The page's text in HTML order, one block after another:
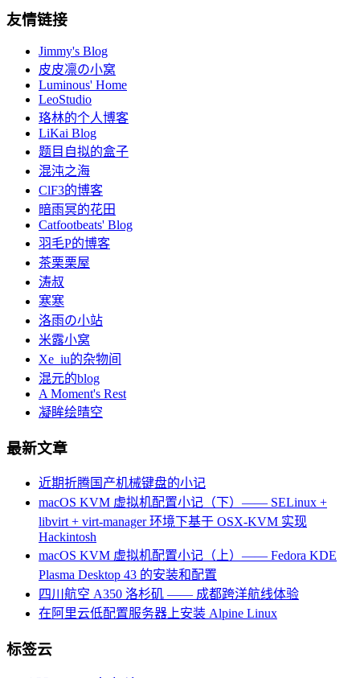
友情链接
Jimmy's Blog
皮皮凛の小窝
Luminous' Home
LeoStudio
珞林的个人博客
LiKai Blog
题目自拟的盒子
混沌之海
ClF3的博客
暗雨冥的花田
Catfootbeats' Blog
羽毛P的博客
茶栗栗屋
涛叔
寒寒
洛雨の小站
米露小窝
Xe_iu的杂物间
混元的blog
A Moment's Rest
凝眸绘晴空
最新文章
近期折腾国产机械键盘的小记
macOS KVM 虚拟机配置小记（下）—— SELinux +
libvirt + virt-manager 环境下基于 OSX-KVM 实现
Hackintosh
macOS KVM 虚拟机配置小记（上）—— Fedora KDE
Plasma Desktop 43 的安装和配置
四川航空 A350 洛杉矶 —— 成都跨洋航线体验
在阿里云低配置服务器上安装 Alpine Linux
标签云